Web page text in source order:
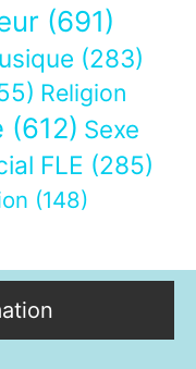
(691)
(283)
Religion
(612) Sexe
FLE (285)
(148)